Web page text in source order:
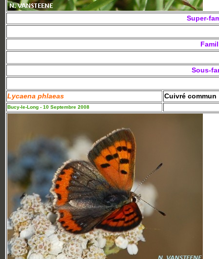
Super-
Sous-
Lycaena phlaeas Cuivré commun
Bucy-le-Long - 10 Septembre 2008